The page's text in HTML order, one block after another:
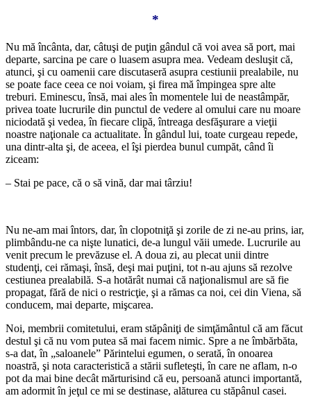
*
Nu mă încânta, dar, câtuşi de puţin gândul că voi avea să port, mai
departe, sarcina pe care o luasem asupra mea. Vedeam desluşit că,
atunci, şi cu oamenii care discutaseră asupra cestiunii prealabile, nu
se poate face ceea ce noi voiam, şi firea mă împingea spre alte
treburi. Eminescu, însă, mai ales în momentele lui de neastâmpăr,
privea toate lucrurile din punctul de vedere al omului care nu moare
niciodată şi vedea, în fiecare clipă, întreaga desfă­şurare a vieţii
noastre naţionale ca actualitate. În gândul lui, toate curgeau repede,
una dintr-alta şi, de aceea, el îşi pierdea bunul cumpăt, când îi
ziceam:
– Stai pe pace, că o să vină, dar mai târziu!
Nu ne-am mai întors, dar, în clopotniţă şi zorile de zi ne-au prins, iar,
plimbându-ne ca nişte lunatici, de-a lungul văii umede. Lucrurile au
venit precum le prevăzuse el. A doua zi, au plecat unii dintre
studenţi, cei rămaşi, însă, deşi mai puţini, tot n-au ajuns să rezolve
cestiunea prealabilă. S-a hotărât numai că naţionalismul are să fie
propagat, fără de nici o restricţie, şi a rămas ca noi, cei din Viena, să
conducem, mai departe, mişcarea.
Noi, membrii comitetului, eram stăpâniţi de simţământul că am făcut
destul şi că nu vom putea să mai facem nimic. Spre a ne îmbărbăta,
s-a dat, în „saloanele” Părintelui egumen, o serată, în onoarea
noastră, şi nota caracteristică a stării sufleteşti, în care ne aflam, n-o
pot da mai bine decât mărturisind că eu, persoană atunci importantă,
am adormit în jeţul ce mi se destinase, alăturea cu stăpânul casei.